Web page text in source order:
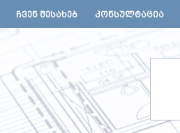
ᲩᲕᲔᲜ ᲨᲔᲡᲐᲮᲔᲑ ᲙᲝᲜᲡᲣᲚᲢᲐᲪᲘᲐ